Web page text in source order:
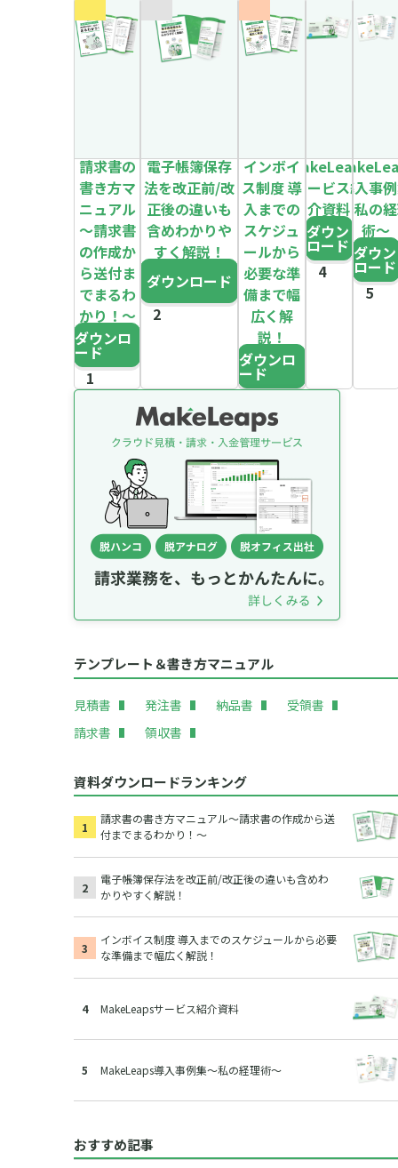
請求書の
書き方マ
ニュアル
～請求書
の作成か
ら送付ま
でまるわ
かり！～
ダウンロ
ード
電子帳簿保存
法を改正前/改
正後の違いも
含めわかりや
すく解説！
ダウンロード
インボイ
ス制度 導
入までの
スケジュ
ールから
必要な準
備まで幅
広く解
説！
ダウンロ
ード
MakeLeaps
サービス紹
介資料
ダウン
ロード
導入事
～私の
術～
ダウン
ロード
テンプレート＆書き方マニュアル
見積書 発注書 納品書
受領書
請求書
領収書
資料ダウンロードランキング
請求書の書き方マニュアル～請求書の作成から送
付までまるわかり！～
電子帳簿保存法を改正前/改正後の違いも含めわ
かりやすく解説！
インボイス制度 導入までのスケジュールから必要
な準備まで幅広く解説！
MakeLeapsサービス紹介資料
MakeLeaps導入事例集～私の経理術～
おすすめ記事